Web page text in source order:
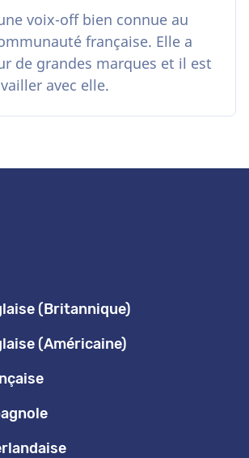
voix-off bien connue au
française. Elle a
de grandes marques et il est
avec elle.
(Britannique)
(Américaine)